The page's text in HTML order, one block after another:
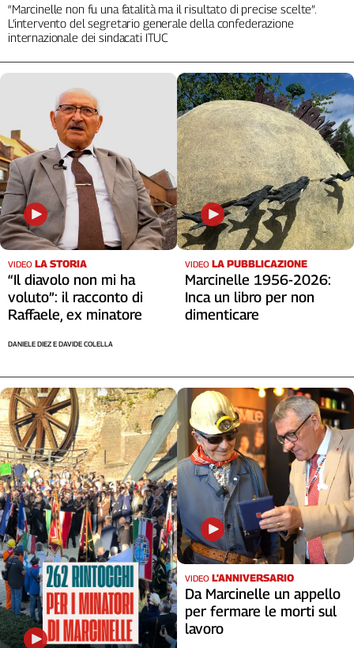
“Marcinelle non fu una fatalità ma il risultato di precise scelte”.
L’intervento del segretario generale della confederazione
internazionale dei sindacati ITUC
VIDEO LA STORIA
“Il diavolo non mi ha
voluto”: il racconto di
Raffaele, ex minatore
DANIELE DIEZ E DAVIDE COLELLA
VIDEO LA PUBBLICAZIONE
Marcinelle 1956-2026:
Inca un libro per non
dimenticare
VIDEO L'ANNIVERSARIO
Da Marcinelle un appello
per fermare le morti sul
lavoro